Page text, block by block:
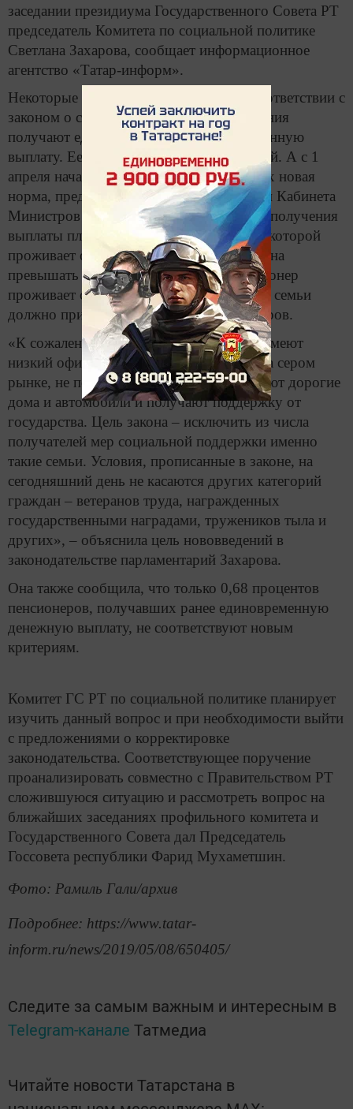
заседании президиума Государственного Совета РТ
председатель Комитета по социальной политике
Светлана Захарова, сообщает информационное
агентство «Татар-информ».
Некоторые пенсионеры республики в соответствии с
законом о социальной поддержке населения
получают единовременную компенсационную
выплату. Ее размер составляет 486 рублей. А с 1
апреля начала действовать касающаяся их новая
норма, предусмотренная постановлением Кабинета
Министров РТ. Согласно документу для получения
выплаты площадь квартиры или дома, в которой
проживает одинокий пенсионер, не должна
превышать 80 кв. метров. Если же пенсионер
проживает с семьей, то на каждого члена семьи
должно приходиться не более 23 кв. метров.
«К сожалению, есть граждане, которые имеют
низкий официальный доход и, работая на сером
рынке, не показывают его, при этом имеют дорогие
дома и автомобили и получают поддержку от
государства. Цель закона – исключить из числа
получателей мер социальной поддержки именно
такие семьи. Условия, прописанные в законе, на
сегодняшний день не касаются других категорий
граждан – ветеранов труда, награжденных
государственными наградами, тружеников тыла и
других», – объяснила цель нововведений в
законодательстве парламентарий Захарова.
Она также сообщила, что только 0,68 процентов
пенсионеров, получавших ранее единовременную
денежную выплату, не соответствуют новым
критериям.
Комитет ГС РТ по социальной политике планирует
изучить данный вопрос и при необходимости выйти
с предложениями о корректировке
законодательства. Соответствующее поручение
проанализировать совместно с Правительством РТ
сложившуюся ситуацию и рассмотреть вопрос на
ближайших заседаниях профильного комитета и
Государственного Совета дал Председатель
Госсовета республики Фарид Мухаметшин.
Фото: Рамиль Гали/архив
Подробнее: https://www.tatar-
inform.ru/news/2019/05/08/650405/
Следите за самым важным и интересным в
Telegram-канале Татмедиа
Читайте новости Татарстана в